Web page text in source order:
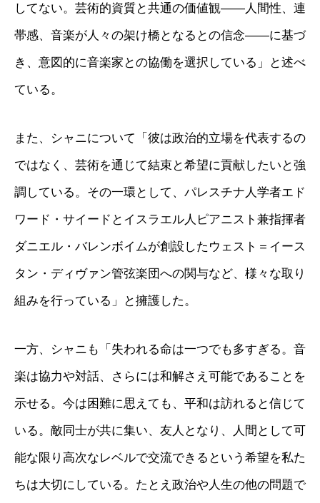
してない。芸術的資質と共通の価値観——人間性、連
帯感、音楽が人々の架け橋となるとの信念——に基づ
き、意図的に音楽家との協働を選択している」と述べ
ている。
また、シャニについて「彼は政治的立場を代表するの
ではなく、芸術を通じて結束と希望に貢献したいと強
調している。その一環として、パレスチナ人学者エド
ワード・サイードとイスラエル人ピアニスト兼指揮者
ダニエル・バレンボイムが創設したウェスト＝イース
タン・ディヴァン管弦楽団への関与など、様々な取り
組みを行っている」と擁護した。
一方、シャニも「失われる命は一つでも多すぎる。音
楽は協力や対話、さらには和解さえ可能であることを
示せる。今は困難に思えても、平和は訪れると信じて
いる。敵同士が共に集い、友人となり、人間として可
能な限り高次なレベルで交流できるという希望を私た
ちは大切にしている。たとえ政治や人生の他の問題で